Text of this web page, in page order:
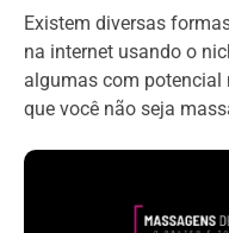
Existem diversas
na internet usando o
algumas com potencial
que você não seja